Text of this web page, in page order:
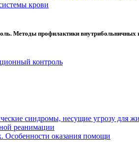
крови
Методы профилактики внутрибольничных
контроль
синдромы, несущие угрозу для
реанимации
Особенности оказания помощи